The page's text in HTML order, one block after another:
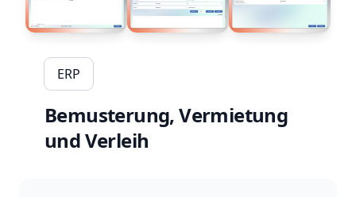
ERP
Bemusterung, Vermietung
und Verleih